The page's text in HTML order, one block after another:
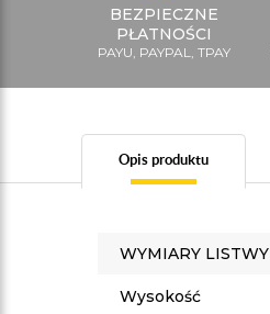
BEZPIECZNE
PŁATNOŚCI
PAYU, PAYPAL, TPAY
Opis produktu
WYMIARY LISTWY
Wysokość